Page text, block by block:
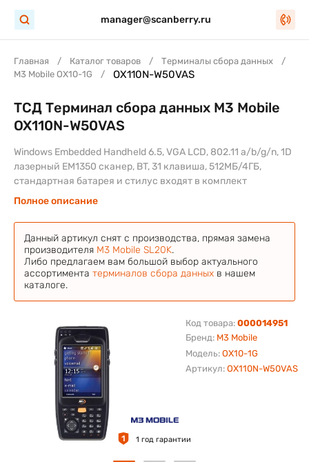
manager@scanberry.ru
Главная Каталог товаров
Терминалы сбора данных
M3 Mobile OX10-1G
OX110N-W50VAS
Бренд: M3 Mobile
Модель: OX10-1G
Код товара: 000014951
Артикул: OX110N-W50VAS
ТСД Терминал сбора данных M3 Mobile
OX110N-W50VAS
Windows Embedded Handheld 6.5, VGA LCD, 802.11 a/b/g/n, 1D
лазерный EM1350 сканер, BT, 31 клавиша, 512МБ/4ГБ,
стандартная батарея и стилус входят в комплект
Полное описание
Данный артикул снят с производства, прямая замена
производителя M3 Mobile SL20K.
Либо предлагаем вам большой выбор актуального
ассортимента терминалов сбора данных в нашем
каталоге.
1 1 год гарантии